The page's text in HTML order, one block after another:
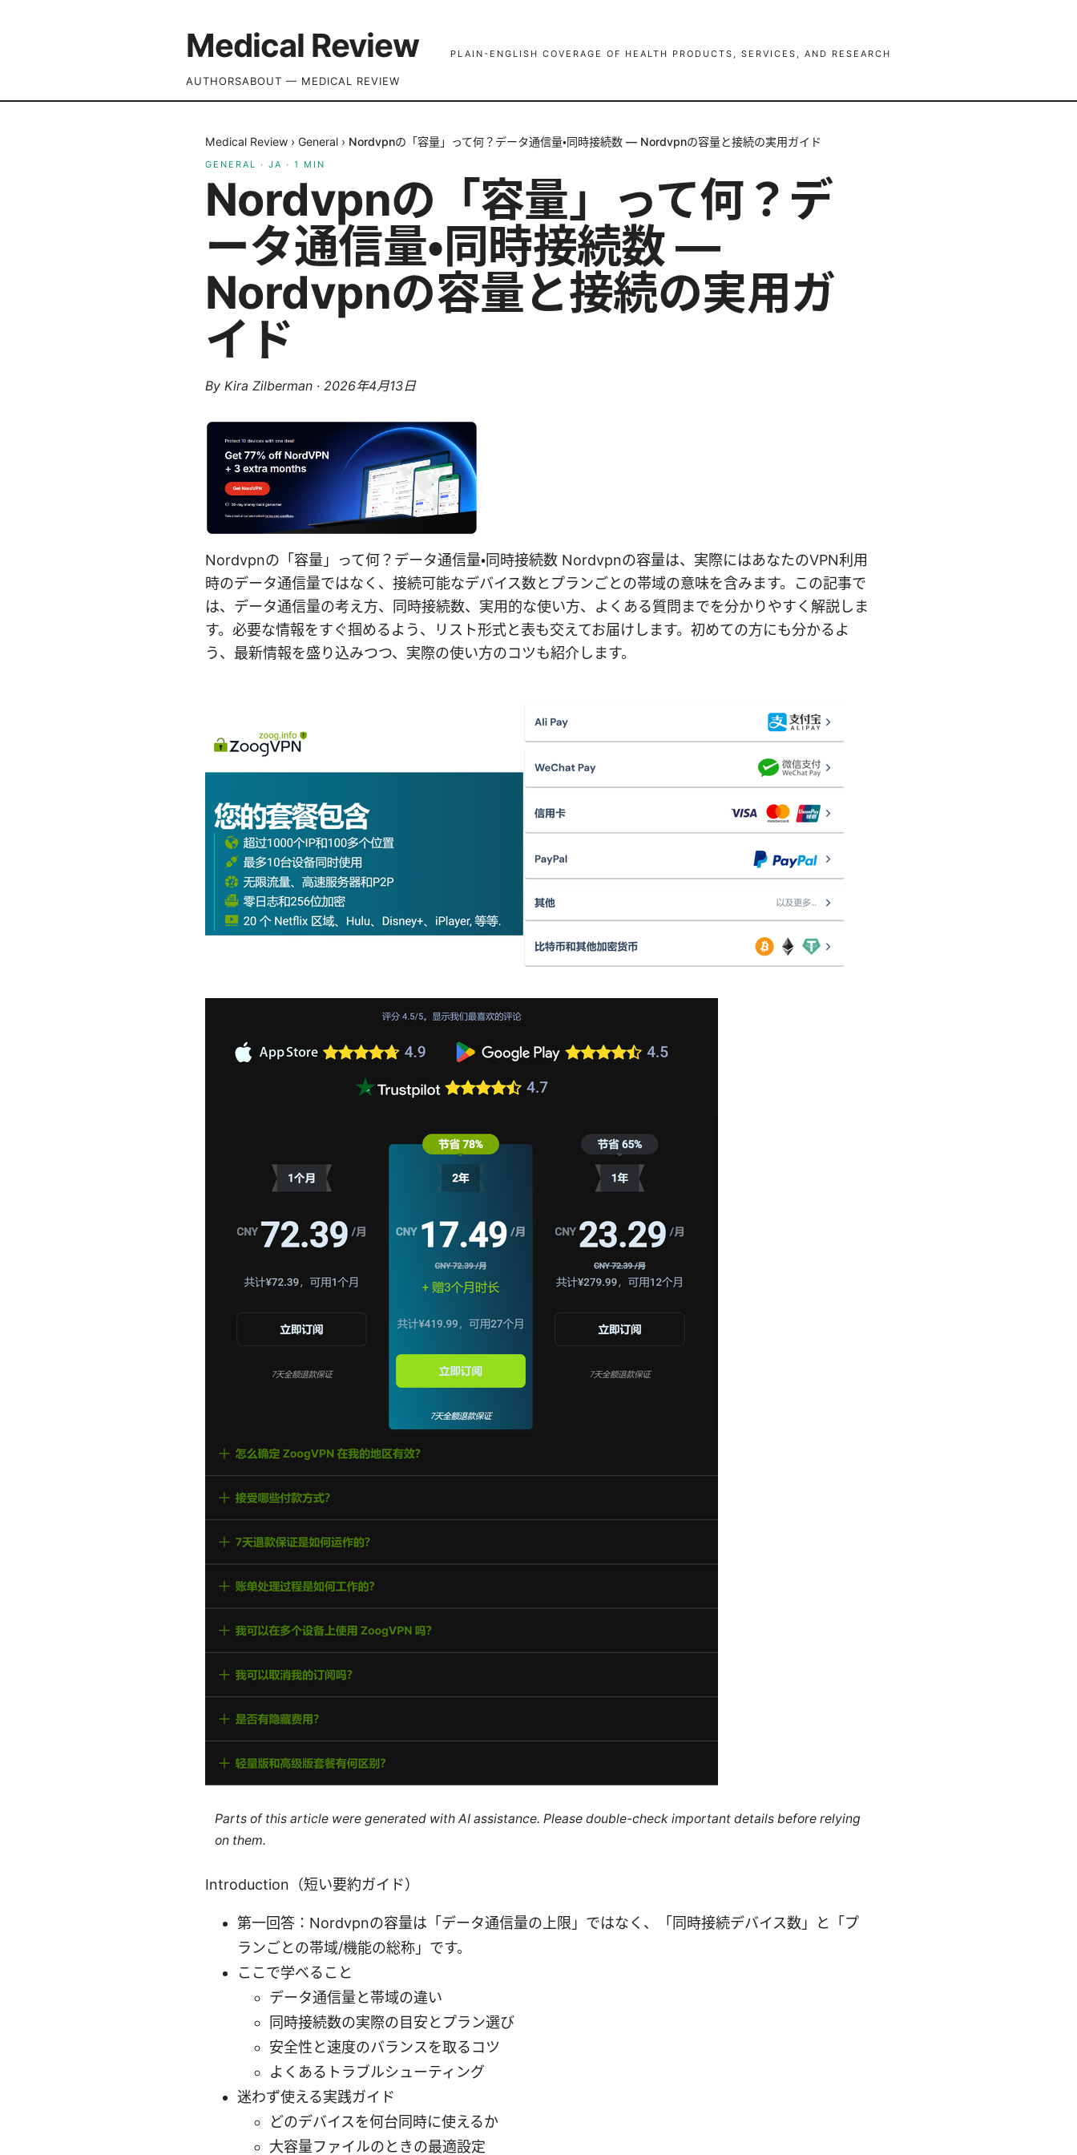
Medical Review PLAIN-ENGLISH COVERAGE OF HEALTH PRODUCTS, SERVICES, AND RESEARCH
AUTHORSABOUT — MEDICAL REVIEW
Medical Review › General › Nordvpnの「容量」って何？データ通信量・同時接続数 — Nordvpnの容量と接続の実用ガイド
GENERAL · JA · 1 MIN
Nordvpnの「容量」って何？デ
ータ通信量・同時接続数 —
Nordvpnの容量と接続の実用ガ
イド
By Kira Zilberman · 2026年4月13日
Nordvpnの「容量」って何？データ通信量・同時接続数 Nordvpnの容量は、実際にはあなたのVPN利用
時のデータ通信量ではなく、接続可能なデバイス数とプランごとの帯域の意味を含みます。この記事で
は、データ通信量の考え方、同時接続数、実用的な使い方、よくある質問までを分かりやすく解説しま
す。必要な情報をすぐ掴めるよう、リスト形式と表も交えてお届けします。初めての方にも分かるよ
う、最新情報を盛り込みつつ、実際の使い方のコツも紹介します。
Parts of this article were generated with AI assistance. Please double-check important details before relying
on them.
Introduction（短い要約ガイド）
第一回答：Nordvpnの容量は「データ通信量の上限」ではなく、「同時接続デバイス数」と「プ
ランごとの帯域/機能の総称」です。
ここで学べること
データ通信量と帯域の違い
同時接続数の実際の目安とプラン選び
安全性と速度のバランスを取るコツ
よくあるトラブルシューティング
迷わず使える実践ガイド
どのデバイスを何台同時に使えるか
大容量ファイルのときの最適設定